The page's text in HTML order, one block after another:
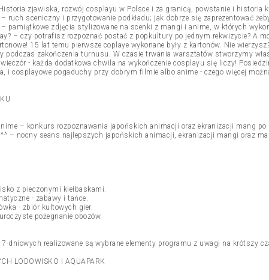
zjawiska, rozwój cosplayu w Polsce i za granicą, powstanie i historia
ruch sceniczny i przygotowanie podkładu; jak dobrze się zaprezentować
– pamiątkowe zdjęcia stylizowane na scenki z mangi i anime, w których
– czy potrafisz rozpoznać postać z popkultury po jednym rekwizycie? A
15 lat temu pierwsze coplaye wykonane były z kartonów. Nie
podczas zakończenia turnusu. W czasie trwania warsztatów stworzymy
- każda dodatkowa chwila na wykończenie cosplayu się liczy!
i cosplayowe pogaduchy przy dobrym filmie albo anime - czego więcej
– konkurs rozpoznawania japońskich animacji oraz ekranizacji mang
– nocny seans najlepszych japońskich animacji, ekranizacji mangi oraz
z pieczonymi kiełbaskami.
- zabawy i tańce.
- zbiór kultowych gier.
pożegnanie obozów.
dniowych realizowane są wybrane elementy programu z uwagi na krótszy
LODOWISKO I AQUAPARK